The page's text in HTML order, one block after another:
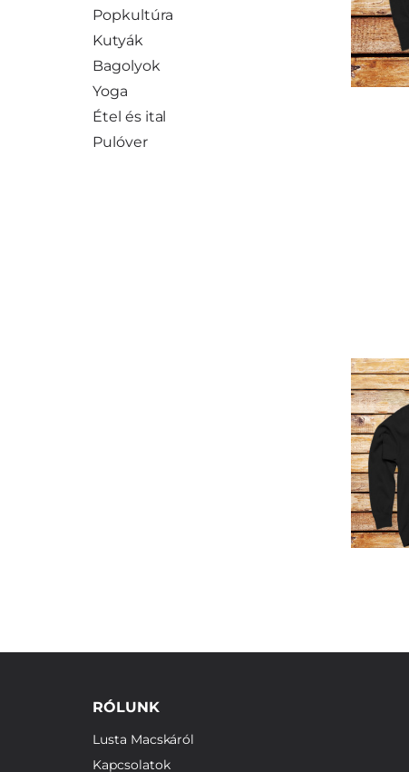
Popkultúra
Kutyák
Bagolyok
Yoga
Étel és ital
Pulóver
RÓLUNK
Lusta Macskáról
Kapcsolatok